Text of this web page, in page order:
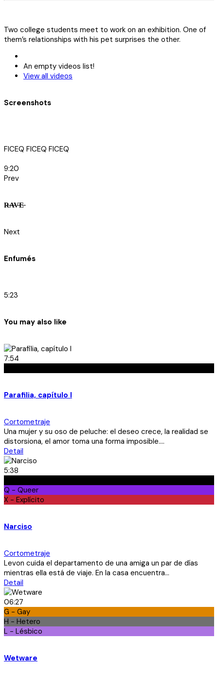
Two college students meet to work on an exhibition. One of
them’s relationships with his pet surprises the other.
An empty videos list!
View all videos
Screenshots
FICEQ FICEQ FICEQ
9:20
Prev
R̶A̶V̶E̶
Next
Enfumés
5:23
You may also like
7:54
Parafilia, capítulo I
Cortometraje
Una mujer y su oso de peluche: el deseo crece, la realidad se
distorsiona, el amor toma una forma imposible....
Detail
5:38
Q - Queer
X - Explícito
Narciso
Cortometraje
Levon cuida el departamento de una amiga un par de días
mientras ella está de viaje. En la casa encuentra...
Detail
06:27
G - Gay
H - Hetero
L - Lésbico
Wetware